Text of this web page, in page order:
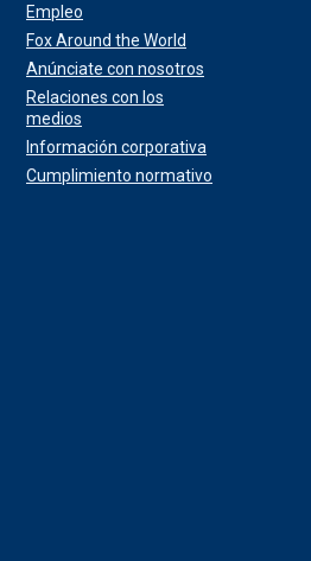
Empleo
Fox Around the World
Anúnciate con nosotros
Relaciones con los
medios
Información corporativa
Cumplimiento normativo